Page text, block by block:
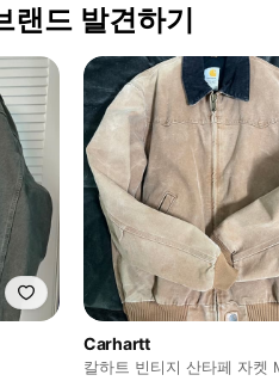
랜드 발견하기
Carhartt
칼하트 빈티지 산타페 자켓